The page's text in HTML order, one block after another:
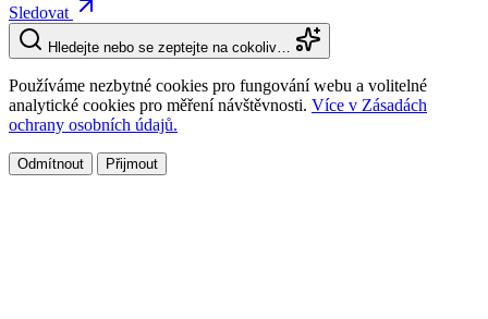
Sledovat
Hledejte nebo se zeptejte na cokoliv…
Používáme nezbytné cookies pro fungování webu a volitelné
analytické cookies pro měření návštěvnosti. Více v Zásadách
ochrany osobních údajů.
Odmítnout Přijmout